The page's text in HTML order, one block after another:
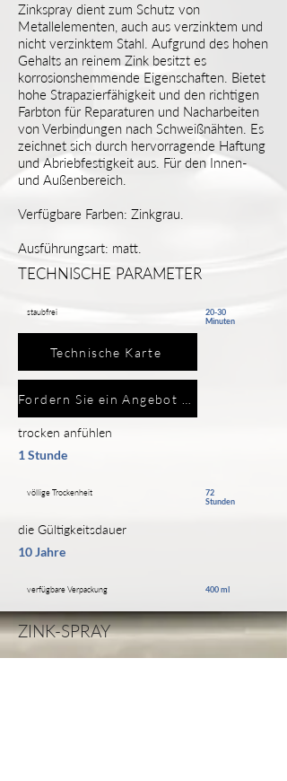
Zinkspray dient zum Schutz von
Metallelementen, auch aus verzinktem und
nicht verzinktem Stahl. Aufgrund des hohen
Gehalts an reinem Zink besitzt es
korrosionshemmende Eigenschaften. Bietet
hohe Strapazierfähigkeit und den richtigen
Farbton für Reparaturen und Nacharbeiten
von Verbindungen nach Schweißnähten. Es
zeichnet sich durch hervorragende Haftung
und Abriebfestigkeit aus. Für den Innen-
und Außenbereich.
Verfügbare Farben: Zinkgrau.
Ausführungsart: matt.
TECHNISCHE PARAMETER
Technische Karte
staubfrei
20-30
Minuten
trocken anfühlen
1 Stunde
völlige Trockenheit
72
Stunden
die Gültigkeitsdauer
10 Jahre
verfügbare Verpackung 400 ml
ZINK-SPRAY